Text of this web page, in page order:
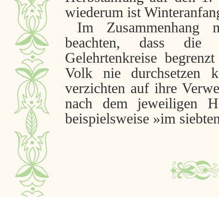
wiederum ist
Im
beachten, dass
Gelehrtenkreise
Volk nie durchsetzen
verzichten auf ihre
nach dem jeweiligen
beispielsweise »im